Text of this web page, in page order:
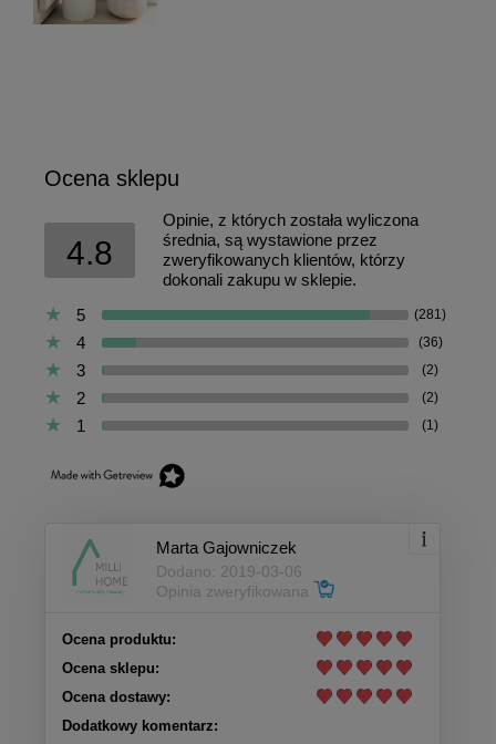
Ocena sklepu
4.8
Opinie, z których została wyliczona
średnia, są wystawione przez
zweryfikowanych klientów, którzy
dokonali zakupu w sklepie.
5
(281)
4 (36)
3 (2)
2 (2)
1 (1)
Marta Gajowniczek
Dodano: 2019-03-06
Opinia zweryfikowana
Ocena produktu:
Ocena sklepu:
Ocena dostawy:
Dodatkowy komentarz: